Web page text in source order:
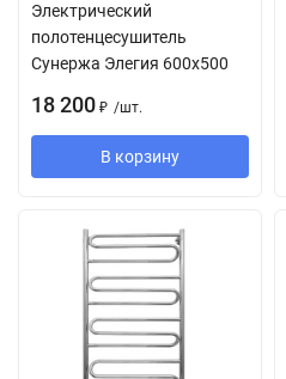
Электрический
полотенцесушитель
Сунержа Элегия 600х500
18 200 ₽ /шт.
В корзину